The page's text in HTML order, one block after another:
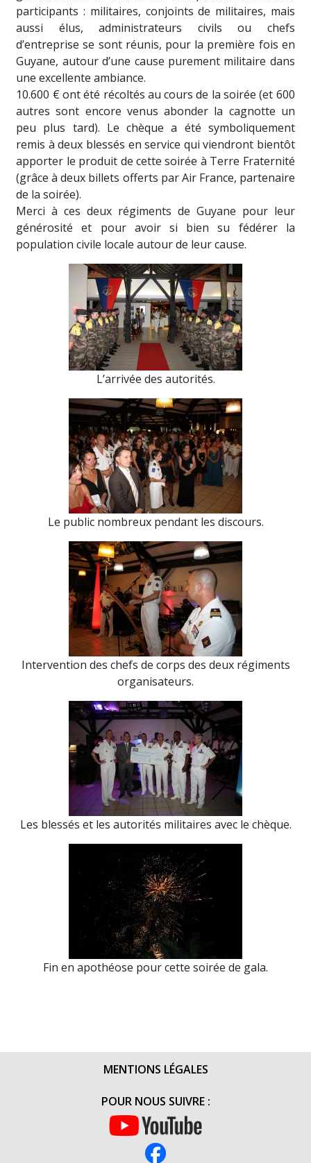
participants : militaires, conjoints de militaires, mais
aussi élus, administrateurs civils ou chefs
d’entreprise se sont réunis, pour la première fois en
Guyane, autour d’une cause purement militaire dans
une excellente ambiance.
10.600 € ont été récoltés au cours de la soirée (et 600
autres sont encore venus abonder la cagnotte un
peu plus tard). Le chèque a été symboliquement
remis à deux blessés en service qui viendront bientôt
apporter le produit de cette soirée à Terre Fraternité
(grâce à deux billets offerts par Air France, partenaire
de la soirée).
Merci à ces deux régiments de Guyane pour leur
générosité et pour avoir si bien su fédérer la
population civile locale autour de leur cause.
L’arrivée des autorités.
Le public nombreux pendant les discours.
Intervention des chefs de corps des deux régiments
organisateurs.
Les blessés et les autorités militaires avec le chèque.
Fin en apothéose pour cette soirée de gala.
MENTIONS LÉGALES
POUR NOUS SUIVRE :